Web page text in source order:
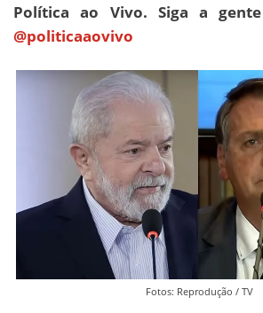
Política ao Vivo. Siga a
@politicaaovivo
Fotos: Reprodução / TV